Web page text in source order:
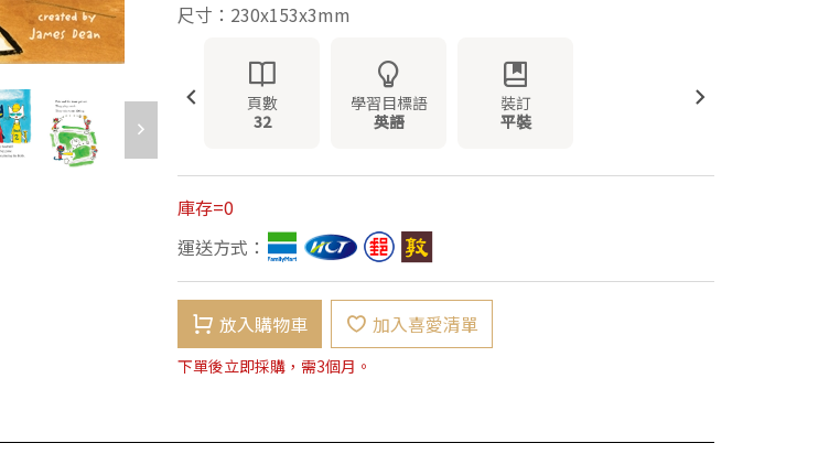
尺寸：230x153x3mm
頁數
32
學習目標語
英語
裝訂
平裝
庫存=0
運送方式：
放入購物車 加入喜愛清單
下單後立即採購，需3個月。